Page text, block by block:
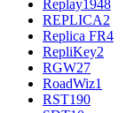
Replay1948
REPLICA2
Replica FR4
RepliKey2
RGW27
RoadWiz1
RST190